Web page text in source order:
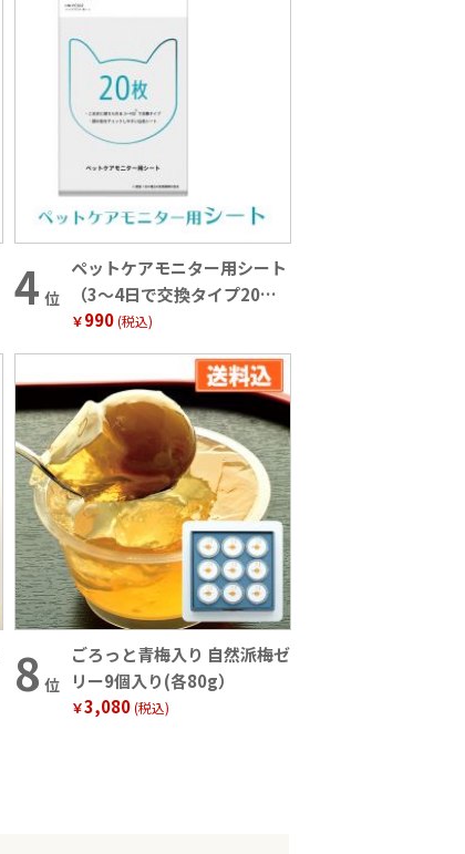
位
ペットケアモニター用シート
（3～4日で交換タイプ20枚
入）
￥990(税込)
位
ごろっと青梅入り 自然派梅ゼ
リー9個入り(各80g）
￥3,080(税込)